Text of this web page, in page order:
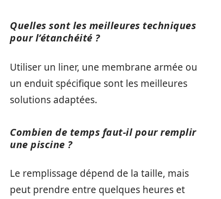
Quelles sont les meilleures techniques
pour l’étanchéité ?
Utiliser un liner, une membrane armée ou
un enduit spécifique sont les meilleures
solutions adaptées.
Combien de temps faut-il pour remplir
une piscine ?
Le remplissage dépend de la taille, mais
peut prendre entre quelques heures et